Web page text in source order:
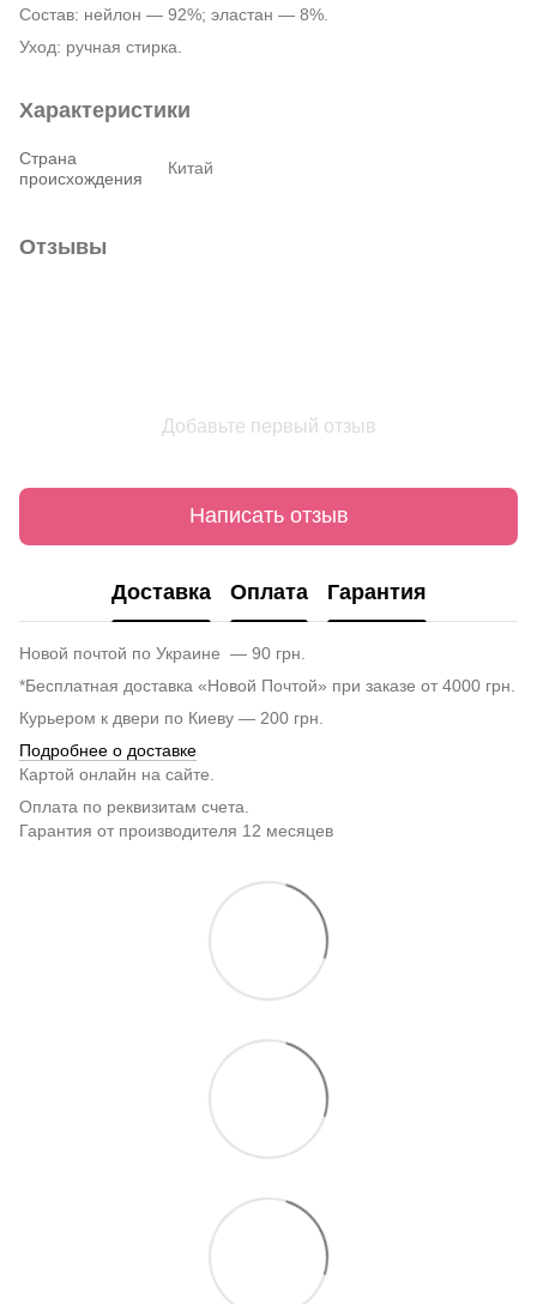
Состав: нейлон — 92%; эластан — 8%.
Уход: ручная стирка.
Характеристики
Страна
происхождения
Китай
Отзывы
Добавьте первый отзыв
Написать отзыв
Доставка Оплата Гарантия
Новой почтой по Украине — 90 грн.
*Бесплатная доставка «Новой Почтой» при заказе от 4000 грн.
Курьером к двери по Киеву — 200 грн.
Подробнее о доставке
Картой онлайн на сайте.
Оплата по реквизитам счета.
Гарантия от производителя 12 месяцев